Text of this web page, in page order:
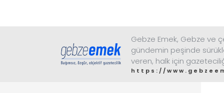
Gebze Emek, Gebze ve
gündemin peşinde
veren, halk için
https://